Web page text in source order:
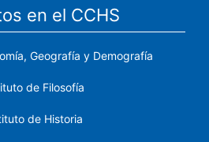
en el CCHS
Geografía y Demografía
de Filosofía
de Historia